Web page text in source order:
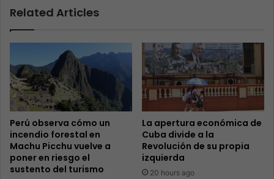
Related Articles
Perú observa cómo un
incendio forestal en
Machu Picchu vuelve a
poner en riesgo el
sustento del turismo
La apertura económica de
Cuba divide a la
Revolución de su propia
izquierda
20 hours ago